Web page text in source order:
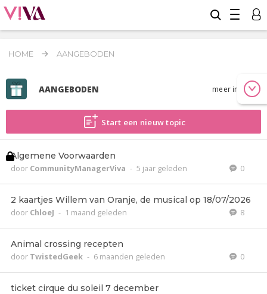
HOME AANGEBODEN
AANGEBODEN meer info
Start een nieuw topic
Algemene Voorwaarden
door CommunityManagerViva - 5 jaar geleden 0
2 kaartjes Willem van Oranje, de musical op 18/07/2026
door ChloeJ - 1 maand geleden 8
Animal crossing recepten
door TwistedGeek - 6 maanden geleden 0
ticket cirque du soleil 7 december